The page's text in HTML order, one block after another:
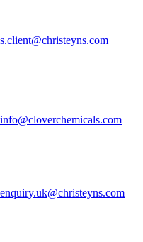
s.client@christeyns.com
info@cloverchemicals.com
enquiry.uk@christeyns.com